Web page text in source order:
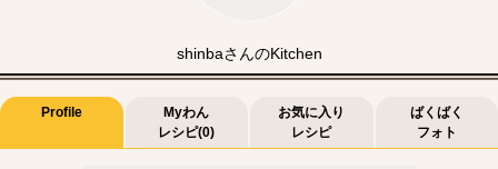
shinbaさんのKitchen
Profile
Myわん
レシピ(0)
お気に入り
レシピ
ばくばく
フォト